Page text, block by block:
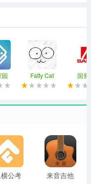
数。
合备考资讯平台。万
专业，万向教育不仅拥
app还能了解第一手最
应有尽有，随时都可
和高中，通过生动有
园 Fatty Cat 国资
公考
来音吉他